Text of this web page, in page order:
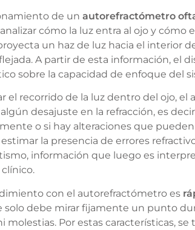
de un autorefractómetro
cómo la luz entra al ojo y cómo
un haz de luz hacia el interior
A partir de esta información, el
sobre la capacidad de enfoque del
el recorrido de la luz dentro del ojo,
desajuste en la refracción, es
o si hay alteraciones que
la presencia de errores
información que luego es
con el autorefractómetro es
solo debe mirar fijamente un punto
molestias. Por estas características,